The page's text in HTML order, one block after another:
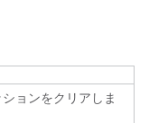
ョンをクリアしま